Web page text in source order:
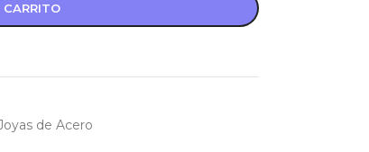
CARRITO
de Acero